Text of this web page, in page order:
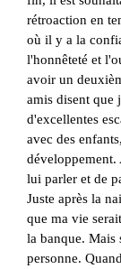
rétroaction en
où il y a la
l'honnêteté et
avoir un
amis disent que
d'excellentes
avec des
lui parler et de
Juste après la
que ma vie
la banque. Mais
personne.